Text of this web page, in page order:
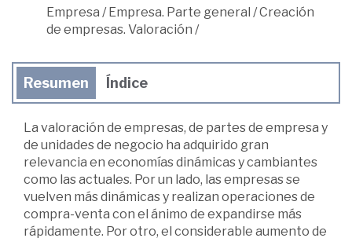
Empresa /Empresa. Parte general /Creación
de empresas. Valoración /
Resumen Índice
La valoración de empresas, de partes de empresa y
de unidades de negocio ha adquirido gran
relevancia en economías dinámicas y cambiantes
como las actuales. Por un lado, las empresas se
vuelven más dinámicas y realizan operaciones de
compra-venta con el ánimo de expandirse más
rápidamente. Por otro, el considerable aumento de